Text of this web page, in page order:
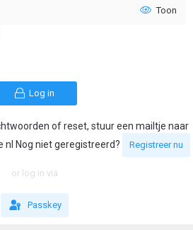
Toon
Log in
of reset, stuur een mailtje naar
nl Nog niet geregistreerd?
Registreer nu
or log in via
Passkey